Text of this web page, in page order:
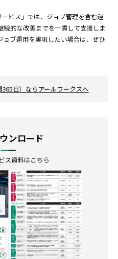
ビス」では、ジョブ管理を含む運
的な改善までを一貫して支援しま
ョブ運用を実現したい場合は、ぜひ
日）ならアールワークスへ
ンロード
ス資料はこちら